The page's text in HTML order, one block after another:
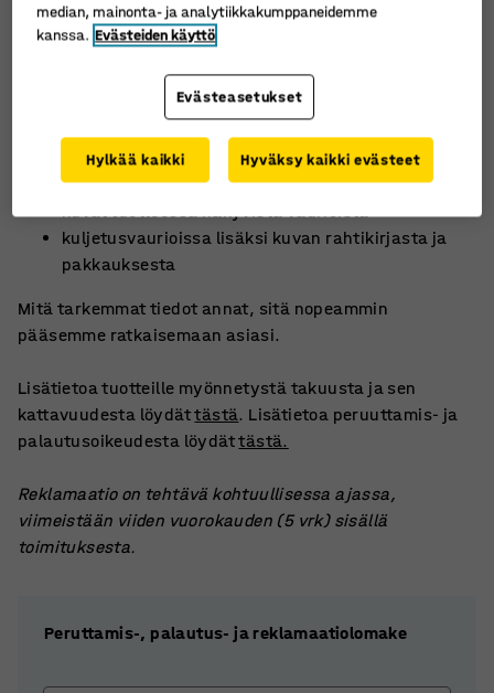
reklamaatiota.
Sujuvan käsittelyn takaamiseksi tarvitsemme:
tilausnumerosi
peruuttamisen, palautuksen tai reklamaation syyn
reklamaatiotapauksissa kuvauksen virheestä ja
siitä, milloin se ilmeni
kuvat tuotteessa näkyvistä vaurioista
kuljetusvaurioissa lisäksi kuvan rahtikirjasta ja
pakkauksesta
Mitä tarkemmat tiedot annat, sitä nopeammin
pääsemme ratkaisemaan asiasi.
Lisätietoa tuotteille myönnetystä takuusta ja sen
kattavuudesta löydättästä. Lisätietoa peruuttamis- ja
palautusoikeudesta löydättästä.
Reklamaatio on tehtävä kohtuullisessa ajassa,
viimeistään viiden vuorokauden (5 vrk) sisällä
toimituksesta.
Peruttamis-, palautus- ja reklamaatiolomake
median, mainonta- ja analytiikkakumppaneidemme
kanssa. Evästeiden käyttö
Evästeasetukset
Hylkää kaikki Hyväksy kaikki evästeet